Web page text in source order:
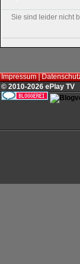
Sie sind leider nicht
Impressum|
© 2010-2026 ePlay TV